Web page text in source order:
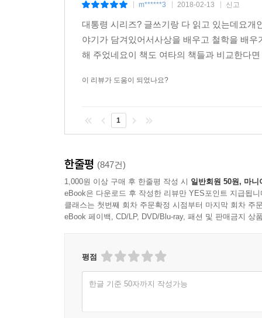
m******3 2018-02-13 신고
대통령 시리즈? 글쓰기랑 다 읽고 있는데요개
야기가 담겨있어서사상을 배우고 철학을 배
해 주었네요이 책도 여타의 책들과 비교한다
이 리뷰가 도움이 되었나요?
1
한줄평 (847건)
1,000원 이상 구매 후 한줄평 작성 시 일반회원 50원, 마니
eBook은 다운로드 후 작성한 리뷰만 YES포인트 지급됩니
클래스는 첫번째 회차 주문확정 시점부터 마지막 회차 주
eBook 페이백, CD/LP, DVD/Blu-ray, 패션 및 판매금지 상
평점
한글 기준 50자까지 작성가능